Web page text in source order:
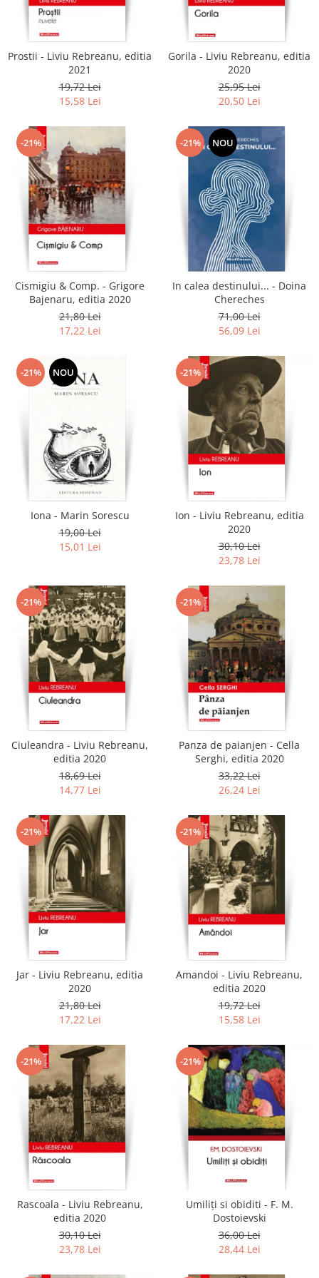
Literatura
Clasica
Contemporana
Universala
Non-fictiune
Calatorii
Memorii
Publicistica / Reportaje / Interviuri
Stiinte umaniste
Istorie
Sociologie si filozofie
Prostii - Liviu Rebreanu, editia
2021
19,72 Lei
15,58 Lei
Gorila - Liviu Rebreanu, editia
2020
25,95 Lei
20,50 Lei
-21%
Cismigiu & Comp. - Grigore
Bajenaru, editia 2020
21,80 Lei
17,22 Lei
-21% NOU
In calea destinului... - Doina
Chereches
71,00 Lei
56,09 Lei
-21% NOU
Iona - Marin Sorescu
19,00 Lei
15,01 Lei
-21%
Ion - Liviu Rebreanu, editia
2020
30,10 Lei
23,78 Lei
-21%
Ciuleandra - Liviu Rebreanu,
editia 2020
18,69 Lei
14,77 Lei
-21%
Panza de paianjen - Cella
Serghi, editia 2020
33,22 Lei
26,24 Lei
-21%
Jar - Liviu Rebreanu, editia
2020
21,80 Lei
17,22 Lei
-21%
Amandoi - Liviu Rebreanu,
editia 2020
19,72 Lei
15,58 Lei
-21%
Rascoala - Liviu Rebreanu,
editia 2020
30,10 Lei
23,78 Lei
-21%
Umiliți si obiditi - F. M.
Dostoievski
36,00 Lei
28,44 Lei